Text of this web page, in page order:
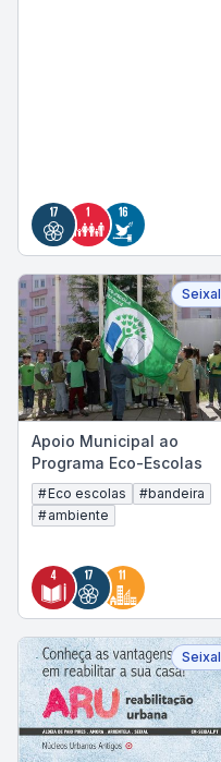
Seixal
Apoio Municipal ao
Programa Eco-Escolas
#Eco escolas #bandeira
#ambiente
Seixal